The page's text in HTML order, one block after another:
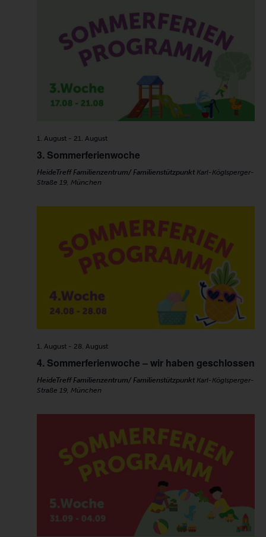
1. August- 21. August
3. Sommerferienwoche
HeideTreff Familienzentrum/ Familienstützpunkt Karl-Köglsperger-
Straße 19, München
1. August- 28. August
4. Sommerferienwoche – wir haben geschlossen
HeideTreff Familienzentrum/ Familienstützpunkt Karl-Köglsperger-
Straße 19, München